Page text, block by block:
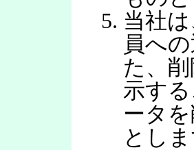
当社
員へ
た、
示す
ータ
とし